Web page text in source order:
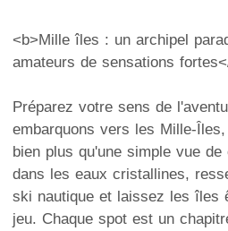
<b>Mille îles : un archipel
amateurs de sensations
Préparez votre sens de
embarquons vers les Mille-
bien plus qu'une simple vue
dans les eaux cristallines,
ski nautique et laissez les îles
jeu. Chaque spot est un